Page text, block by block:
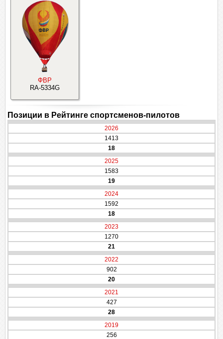
ФВР
RA-5334G
Позиции в Рейтинге спортсменов-пилотов
2026
1413
18
2025
1583
19
2024
1592
18
2023
1270
21
2022
902
20
2021
427
28
2019
256